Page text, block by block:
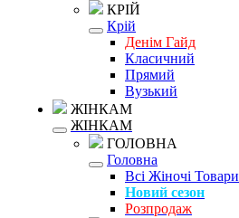
КРІЙ
Крій
Денім Гайд
Класичний
Прямий
Вузький
ЖІНКАМ
ЖІНКАМ
ГОЛОВНА
Головна
Всі Жіночі Товари
Новий сезон
Розпродаж